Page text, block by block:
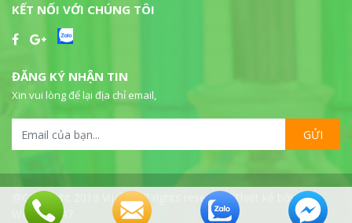
KẾT NỐI VỚI CHÚNG TÔI
ĐĂNG KÝ NHẬN TIN
Xin vui lòng để lại địa chỉ email,
GỬI
@Copyright 2019 Vijalab all rights reserved. Thiết kế bởi
WebSeo247